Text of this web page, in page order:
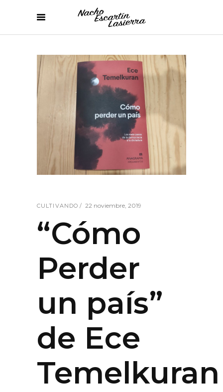
CULTIVANDO 22 noviembre, 2019
“Cómo
Perder
un país”
de Ece
Temelkuran